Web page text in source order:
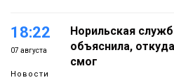
18:22
07 августа
Новости
Норильская
объяснила,
смог